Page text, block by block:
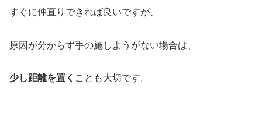
すぐに仲直りできれば良いですが、
原因が分からず手の施しようがない場合は、
少し距離を置く ことも大切です。